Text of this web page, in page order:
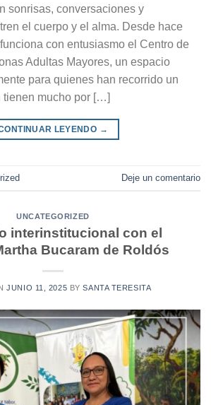
sonrisas, conversaciones y
el cuerpo y el alma. Desde hace
con entusiasmo el Centro de
Adultas Mayores, un espacio
para quienes han recorrido un
tienen mucho por […]
LEYENDO →
Deje un comentario
UNCATEGORIZED
interinstitucional con el
Bucaram de Roldós
JUNIO 11, 2025 BYSANTA TERESITA